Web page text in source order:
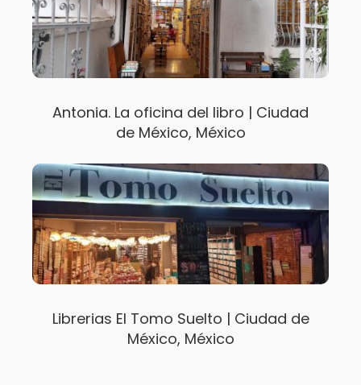
Antonia. La oficina del libro | Ciudad
de México, México
Librerias El Tomo Suelto | Ciudad de
México, México